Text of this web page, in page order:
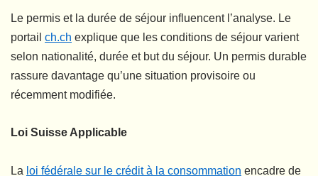
Le permis et la durée de séjour influencent l’analyse. Le
portail ch.ch explique que les conditions de séjour varient
selon nationalité, durée et but du séjour. Un permis durable
rassure davantage qu’une situation provisoire ou
récemment modifiée.
Loi Suisse Applicable
La loi fédérale sur le crédit à la consommation encadre de